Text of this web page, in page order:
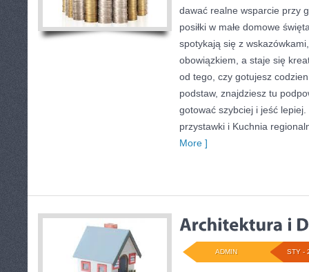
dawać realne wsparcie przy
posiłki w małe domowe
spotykają się z
obowiązkiem, a staje się
od tego, czy gotujesz
podstaw, znajdziesz tu
gotować szybciej i jeść
przystawki i Kuchnia
More ]
STY -
ADMIN